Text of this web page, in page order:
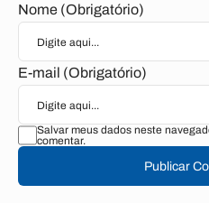
Nome (Obrigatório)
E-mail (Obrigatório)
Salvar meus dados neste
comentar.
Publicar